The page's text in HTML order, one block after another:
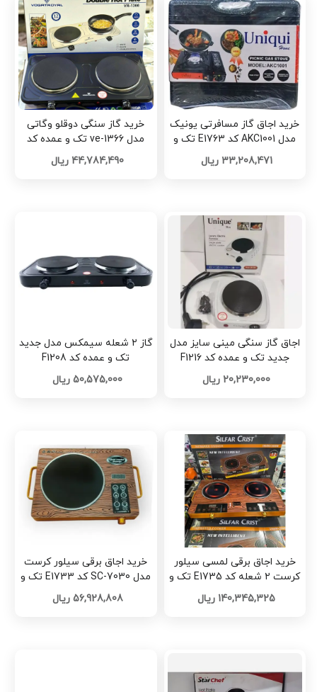
خرید اجاق گاز مسافرتی یونیک
مدل AKC1001 کد E1763 تک و
عمده
33,208,471 ریال
خرید گاز سنگی دوقلو وگاتی
مدل ve-1366 تک و عمده کد
Z3133
44,784,490 ریال
اجاق گاز سنگی مینی سایز مدل
جدید تک و عمده کد F1216
20,230,000 ریال
گاز ۲ شعله سیمکس مدل جدید
تک و عمده کد F1208
50,575,000 ریال
خرید اجاق برقی لمسی سیلور
کرست ۲ شعله کد E1735 تک و
عمده
140,345,325 ریال
خرید اجاق برقی سیلور کرست
مدل SC-7030 کد E1733 تک و
عمده
56,928,808 ریال